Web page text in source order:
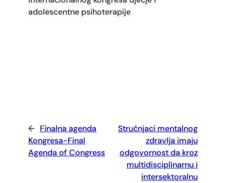
adolescentne psihoterapije
← Finalna agenda
Kongresa-Final
Agenda of Congress
Stručnjaci mentalnog
zdravlja imaju
odgovornost da kroz
multidisciplinarnu i
intersektoralnu